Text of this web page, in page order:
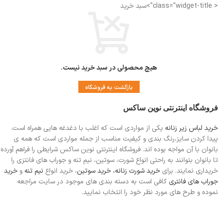
< class="widget-title">سبد خرید
هیچ محصولی در سبد خرید نیست.
بازگشت به فروشگاه
فروشگاه اینترنتی نوین ساکس
خرید لباس زیر زنانه یکی از مواردی است که اغلب با دغدغه هایی همراه است.
پیدا کردن سایز،رنگ بندی و کیفیت مناسب از جمله مواردی است که همه ی
بانوان با آن مواجه بوده اند. فروشگاه اینترنتی نوین ساکس شرایطی را فراهم آورده
تا بانوان بتوانند به راحتی انواع شورت، سوتین، نیم تنه و جوراب های فانتزی را
خریداری نمایند. برای خرید شورت زنانه، خرید سوتین، خرید انواع نیم تنه و خرید
جوراب های فانتری کافی است به دسته بندی های موجود در سایت مراجعه
نموده و طرح های مورد نظر خود را انتخاب نمایید.